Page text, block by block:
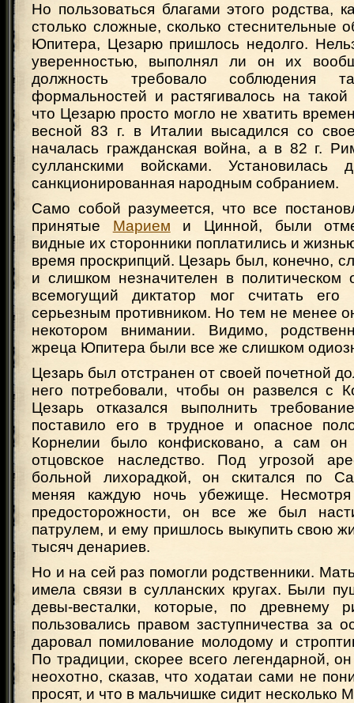
Но пользоваться благами этого родства,
столько сложные, сколько стеснительные
Юпитера, Цезарю пришлось недолго.
уверенностью, выполнял ли он их
должность требовало соблюдения
формальностей и растягивалось на
что Цезарю просто могло не хватить
весной 83 г. в Италии высадился со
началась гражданская война, а в 82 г.
сулланскими войсками. Установилась
санкционированная народным собранием.
Само собой разумеется, что все
принятые Марием и Цинной, были
видные их сторонники поплатились и
время проскрипций. Цезарь был, конечно,
и слишком незначителен в политическом
всемогущий диктатор мог считать
серьезным противником. Но тем не менее
некотором внимании. Видимо,
жреца Юпитера были все же слишком
Цезарь был отстранен от своей почетной
него потребовали, чтобы он развелся с
Цезарь отказался выполнить
поставило его в трудное и опасное
Корнелии было конфисковано, а сам
отцовское наследство. Под угрозой
больной лихорадкой, он скитался по
меняя каждую ночь убежище.
предосторожности, он все же был
патрулем, и ему пришлось выкупить свою
тысяч денариев.
Но и на сей раз помогли родственники.
имела связи в сулланских кругах. Были
девы-весталки, которые, по древнему
пользовались правом заступничества за
даровал помилование молодому и
По традиции, скорее всего легендарной,
неохотно, сказав, что ходатаи сами не
просят, и что в мальчишке сидит несколько